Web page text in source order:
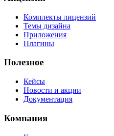
Комплекты лицензий
Темы дизайна
Приложения
Плагины
Полезное
Кейсы
Новости и акции
Документация
Компания